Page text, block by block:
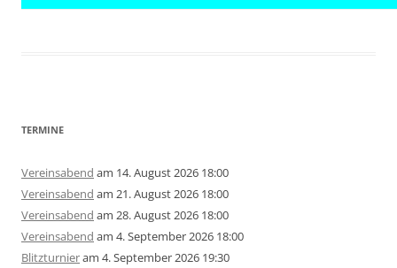
TERMINE
Vereinsabend am 14. August 2026 18:00
Vereinsabend am 21. August 2026 18:00
Vereinsabend am 28. August 2026 18:00
Vereinsabend am 4. September 2026 18:00
Blitzturnieram 4. September 2026 19:30